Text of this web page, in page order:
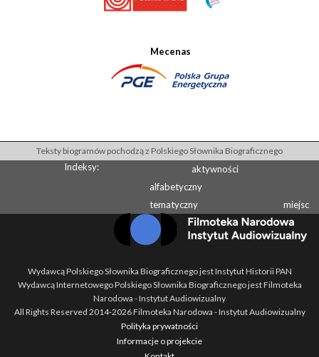
Mecenas
Teksty biogramów pochodzą z Polskiego Słownika Biograficznego
Indeksy:
aktywności
alfabetyczny
tematyczny
miejsc
Wydawcą Polskiego Słownika Biograficznego jest Instytut Historii PAN
Wydawcą Internetowego Polskiego Słownika Biograficznego jest Filmoteka
Narodowa - Instytut Audiowizualny
All Rights Reserved 2014-2026Filmoteka Narodowa - Instytut Audiowizualny
Polityka prywatności
Informacje o projekcie